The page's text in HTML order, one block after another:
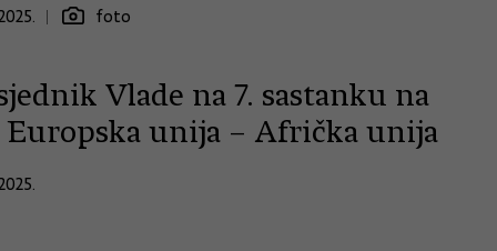
foto
Vlade na 7. sastanku na
unija – Afrička unija